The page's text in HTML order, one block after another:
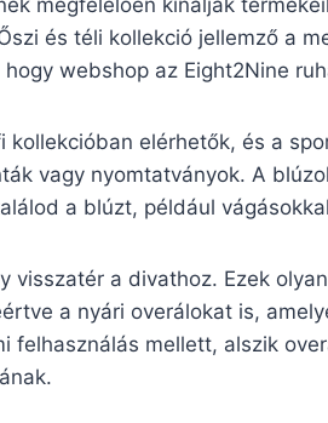
megfelelően kínálják
és téli kollekció jellemző a
webshop az Eight2Nine
elérhetők, és a
vagy nyomtatványok. A
a blúzt, például
visszatér a divathoz. Ezek
a nyári overálokat is,
felhasználás mellett, alszik